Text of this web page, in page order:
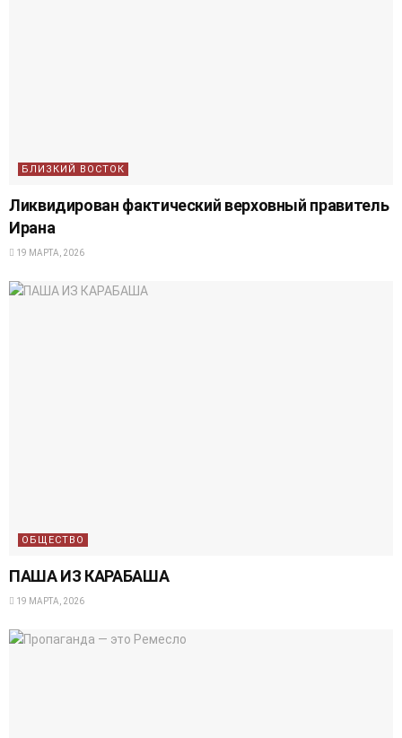
БЛИЗКИЙ ВОСТОК
Ликвидирован фактический верховный правитель
Ирана
19 МАРТА, 2026
ОБЩЕСТВО
ПАША ИЗ КАРАБАША
19 МАРТА, 2026